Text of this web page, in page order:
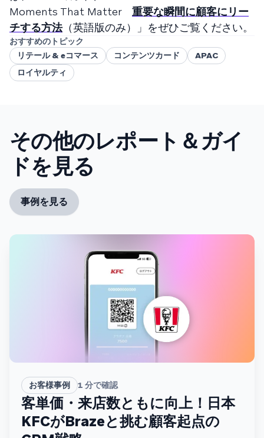
Moments That Matter 重要な瞬間に顧客にリー
チする方法（英語版のみ）」をぜひご覧ください。
おすすめのトピック
リテール & eコマース
コンテンツカード
APAC
ロイヤルティ
その他のレポート＆ガイ
ドを見る
事例を見る
お客様事例 1 分で確認
客単価・来店数ともに向上！日本
KFCがBrazeと挑む顧客起点の